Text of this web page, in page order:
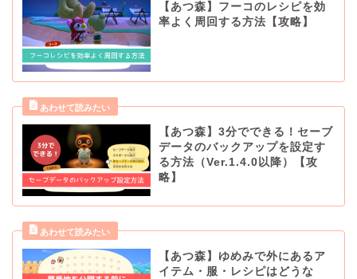
【あつ森】フーコのレシピを効
率よく周回する方法【攻略】
【あつ森】3分でできる！セーブ
データのバックアップを設定す
る方法（Ver.1.4.0以降）【攻
略】
【あつ森】ゆめみで外にあるア
イテム・服・レシピはどうな